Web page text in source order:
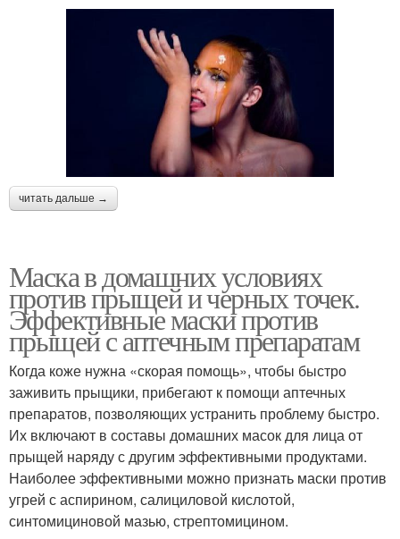
читать дальше →
Маска в домашних условиях
против прыщей и черных точек.
Эффективные маски против
прыщей с аптечным препаратам
Когда коже нужна «скорая помощь», чтобы быстро
заживить прыщики, прибегают к помощи аптечных
препаратов, позволяющих устранить проблему быстро.
Их включают в составы домашних масок для лица от
прыщей наряду с другим эффективными продуктами.
Наиболее эффективными можно признать маски против
угрей с аспирином, салициловой кислотой,
синтомициновой мазью, стрептомицином.